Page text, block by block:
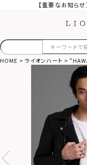
【重要なお知ら
HOME ライオンハート